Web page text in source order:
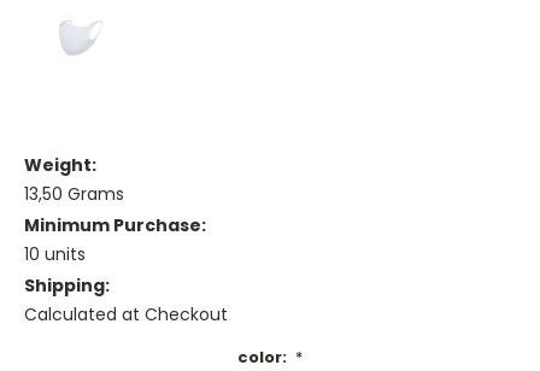
Weight:
13,50 Grams
Minimum Purchase:
10 units
Shipping:
Calculated at Checkout
color: *